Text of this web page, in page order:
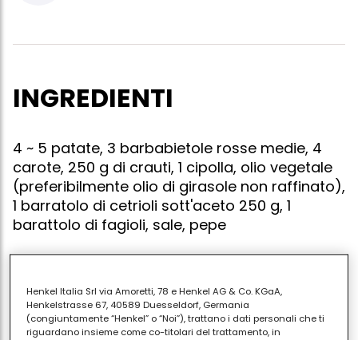
INGREDIENTI
4 ~ 5 patate, 3 barbabietole rosse medie, 4
carote, 250 g di crauti, 1 cipolla, olio vegetale
(preferibilmente olio di girasole non raffinato),
1 barratolo di cetrioli sott'aceto 250 g, 1
barattolo di fagioli, sale, pepe
Barbabietole, carote e patate far bollire in pentola.
tagliare finemente le verdure ? a cubetti. mescolare
tutti i prodotti, condire con l'olio. se si desidera,
Henkel Italia Srl via Amoretti, 78 e Henkel AG & Co. KGaA,
Henkelstrasse 67, 40589 Duesseldorf, Germania
(congiuntamente “Henkel” o “Noi”), trattano i dati personali che ti
riguardano insieme come co-titolari del trattamento, in